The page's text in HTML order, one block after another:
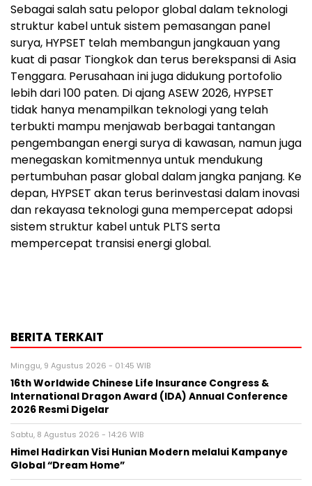
Sebagai salah satu pelopor global dalam teknologi
struktur kabel untuk sistem pemasangan panel
surya, HYPSET telah membangun jangkauan yang
kuat di pasar Tiongkok dan terus berekspansi di Asia
Tenggara. Perusahaan ini juga didukung portofolio
lebih dari 100 paten. Di ajang ASEW 2026, HYPSET
tidak hanya menampilkan teknologi yang telah
terbukti mampu menjawab berbagai tantangan
pengembangan energi surya di kawasan, namun juga
menegaskan komitmennya untuk mendukung
pertumbuhan pasar global dalam jangka panjang. Ke
depan, HYPSET akan terus berinvestasi dalam inovasi
dan rekayasa teknologi guna mempercepat adopsi
sistem struktur kabel untuk PLTS serta
mempercepat transisi energi global.
BERITA TERKAIT
Minggu, 9 Agustus 2026 - 01:45 WIB
16th Worldwide Chinese Life Insurance Congress &
International Dragon Award (IDA) Annual Conference
2026 Resmi Digelar
Sabtu, 8 Agustus 2026 - 14:26 WIB
Himel Hadirkan Visi Hunian Modern melalui Kampanye
Global “Dream Home”